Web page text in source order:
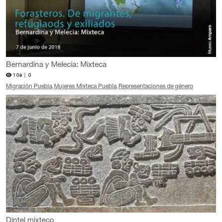
Bernardina y Melecia: Mixteca
108 | 0
Migración Puebla Mujeres Mixteca Puebla Representaciones de género